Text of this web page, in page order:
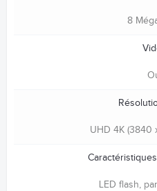
8
UHD 4K (3840
LED flash,